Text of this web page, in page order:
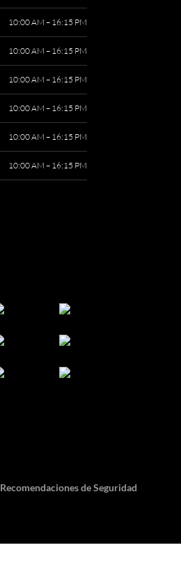
10:00 AM – 16:15 PM
10:00 AM – 16:15 PM
10:00 AM – 16:15 PM
10:00 AM – 16:15 PM
10:00 AM – 16:15 PM
10:00 AM – 16:15 PM
Recomendaciones de Seguridad